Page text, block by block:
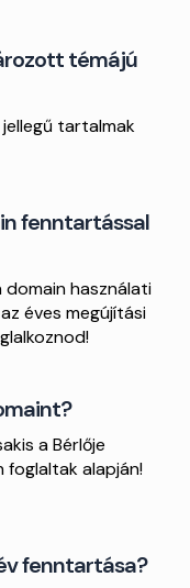
témájú
tartalmak
fenntartással
domain használati
éves megújítási
a Bérlője
foglaltak alapján!
fenntartása?